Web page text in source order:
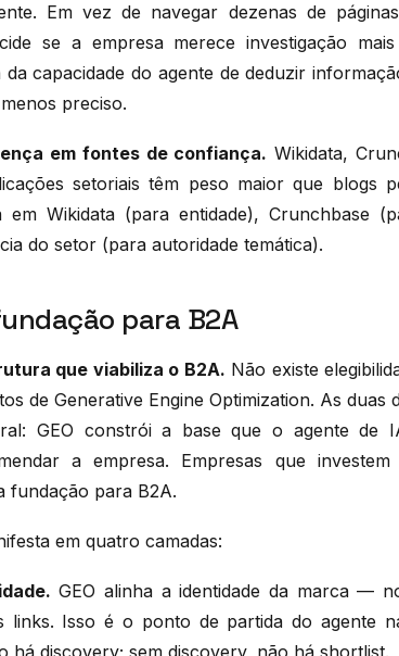
Em vez de navegar dezenas de
se a empresa merece investigação
da capacidade do agente de deduzir
preciso.
em fontes de confiança. Wikidata,
setoriais têm peso maior que blogs
em Wikidata (para entidade), Crunchbase
do setor (para autoridade temática).
para B2A
que viabiliza o B2A. Não existe
de Generative Engine Optimization. As duas
GEO constrói a base que o agente de
a empresa. Empresas que
fundação para B2A.
em quatro camadas:
GEO alinha a identidade da marca —
links. Isso é o ponto de partida do agente